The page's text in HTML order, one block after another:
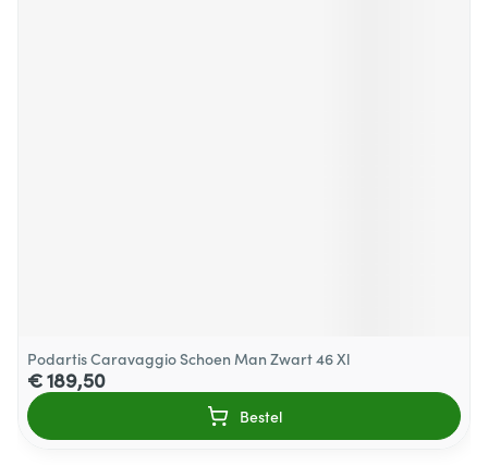
Podartis Caravaggio Schoen Man Zwart 46 Xl
€ 189,50
Bestel